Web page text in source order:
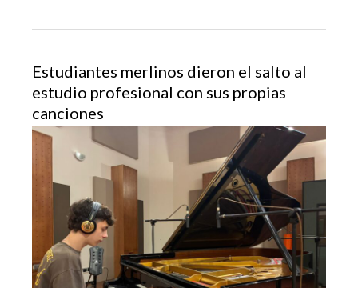
Estudiantes merlinos dieron el salto al
estudio profesional con sus propias
canciones